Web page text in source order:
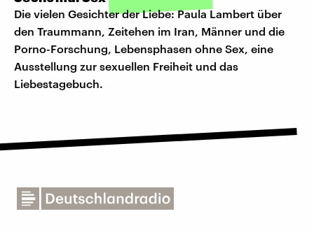
Die vielen Gesichter der Liebe: Paula Lambert über
den Traummann, Zeitehen im Iran, Männer und die
Porno-Forschung, Lebensphasen ohne Sex, eine
Ausstellung zur sexuellen Freiheit und das
Liebestagebuch.